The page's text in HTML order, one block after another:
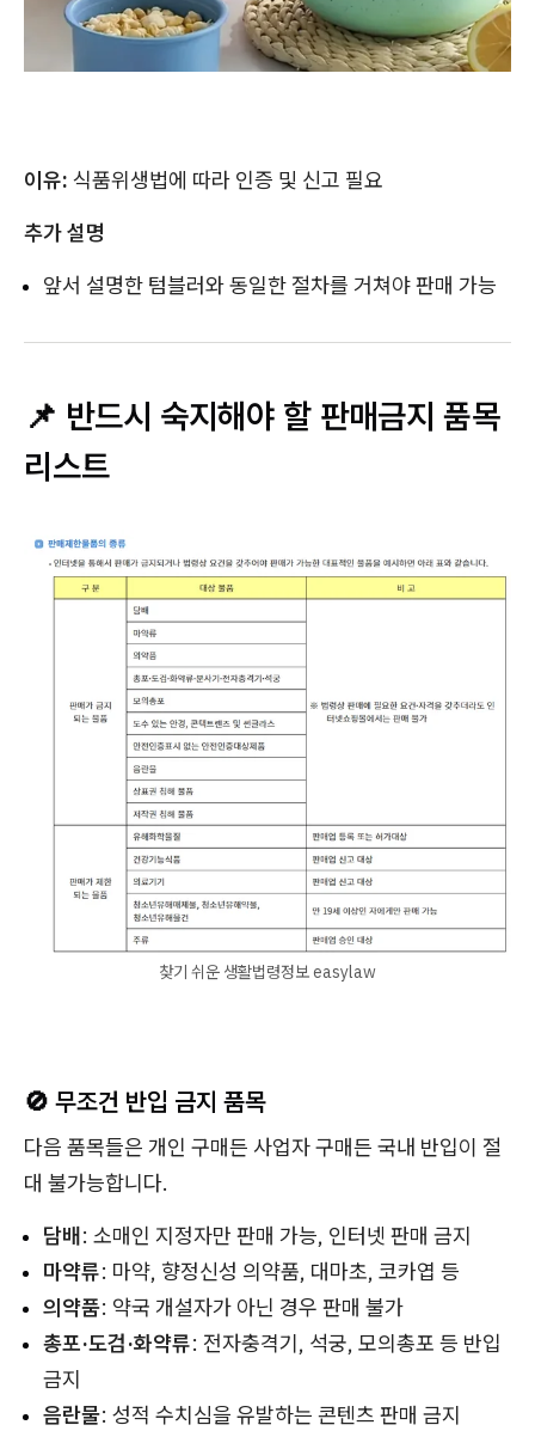
이유: 식품위생법에 따라 인증 및 신고 필요
추가 설명
앞서 설명한 텀블러와 동일한 절차를 거쳐야 판매 가능
📌 반드시 숙지해야 할 판매금지 품목
리스트
찾기 쉬운 생활법령정보 easylaw
🚫 무조건 반입 금지 품목
다음 품목들은 개인 구매든 사업자 구매든 국내 반입이 절
대 불가능합니다.
담배: 소매인 지정자만 판매 가능, 인터넷 판매 금지
마약류: 마약, 향정신성 의약품, 대마초, 코카엽 등
의약품: 약국 개설자가 아닌 경우 판매 불가
총포·도검·화약류: 전자충격기, 석궁, 모의총포 등 반입
금지
음란물: 성적 수치심을 유발하는 콘텐츠 판매 금지